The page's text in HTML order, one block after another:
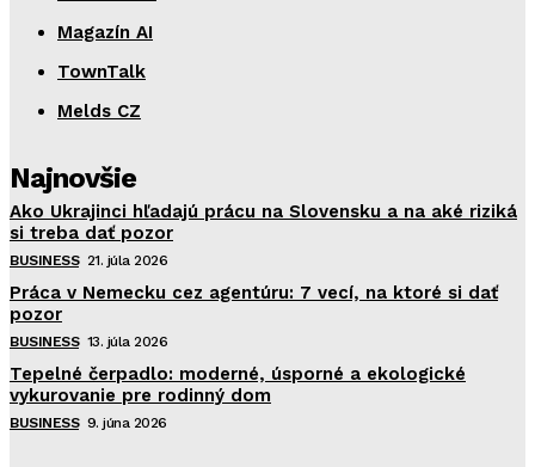
Magazín AI
TownTalk
Melds CZ
Najnovšie
Ako Ukrajinci hľadajú prácu na Slovensku a na aké riziká
si treba dať pozor
BUSINESS 21. júla 2026
Práca v Nemecku cez agentúru: 7 vecí, na ktoré si dať
pozor
BUSINESS 13. júla 2026
Tepelné čerpadlo: moderné, úsporné a ekologické
vykurovanie pre rodinný dom
BUSINESS 9. júna 2026